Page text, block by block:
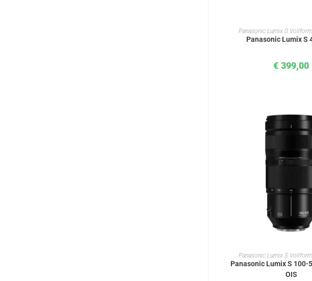
IN DEN
Panasonic Lumix S
Panasonic Lumix S
€ 399,00
IN DEN
Panasonic Lumix S
Panasonic Lumix S 100-
OIS